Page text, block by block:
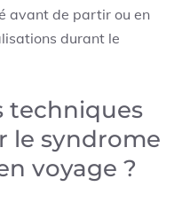
avant de partir ou en
durant le
techniques
le syndrome
voyage ?